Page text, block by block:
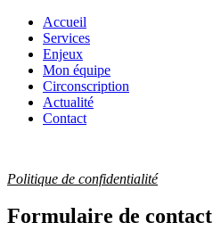
Accueil
Services
Enjeux
Mon équipe
Circonscription
Actualité
Contact
Politique de confidentialité
Formulaire de contact